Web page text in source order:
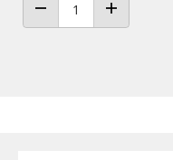
ANZAHL VERRINGERN
ANZAHL